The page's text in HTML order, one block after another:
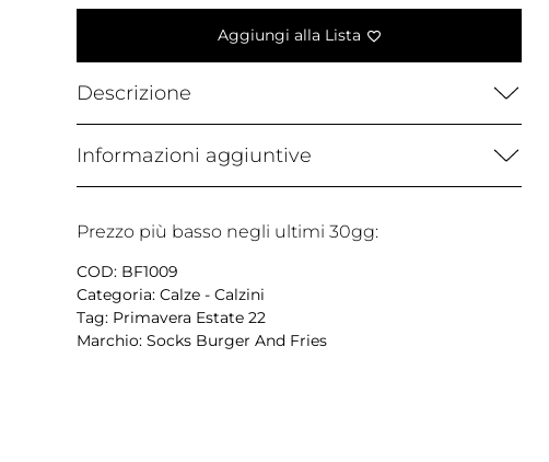
Aggiungi alla Lista
Descrizione
Informazioni aggiuntive
Prezzo più basso negli ultimi 30gg:
COD: BF1009
Categoria:Calze - Calzini
Tag: Primavera Estate 22
Marchio:Socks Burger And Fries